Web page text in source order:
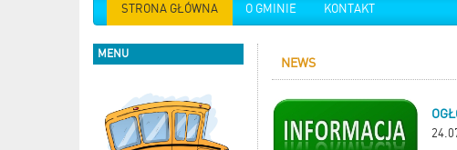
STRONA GŁÓWNA O GMINIE KONTAKT
MENU
NEWS